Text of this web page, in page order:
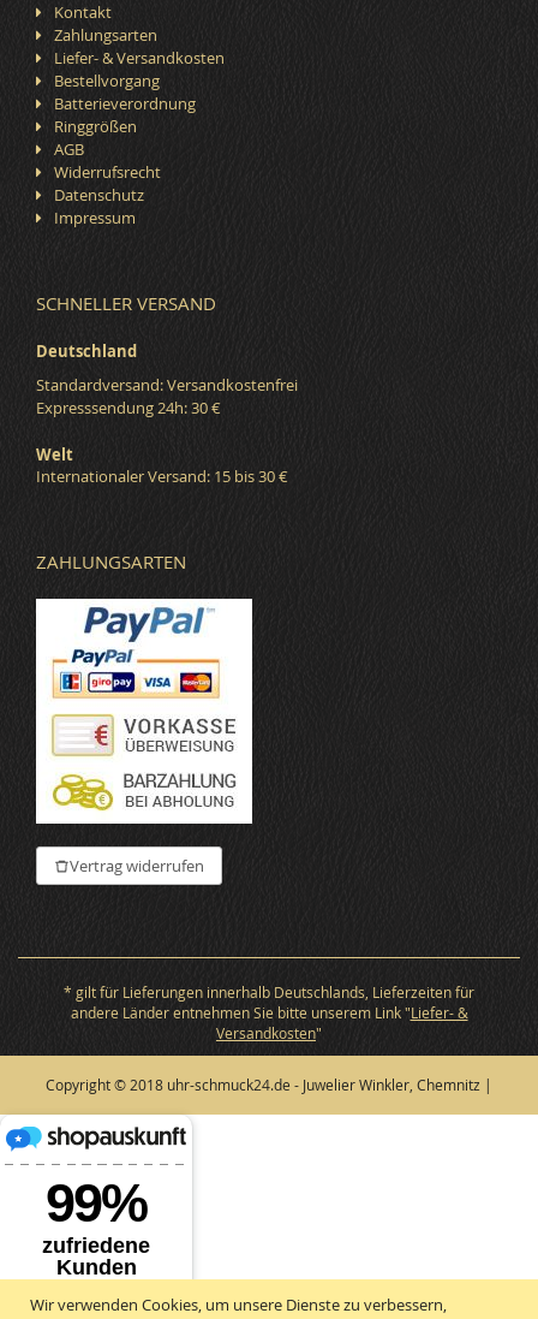
Kontakt
Zahlungsarten
Liefer- & Versandkosten
Bestellvorgang
Batterieverordnung
Ringgrößen
AGB
Widerrufsrecht
Datenschutz
Impressum
SCHNELLER VERSAND
Deutschland
Standardversand: Versandkostenfrei
Expresssendung 24h: 30 €
Welt
Internationaler Versand: 15 bis 30 €
ZAHLUNGSARTEN
Vertrag widerrufen
* gilt für Lieferungen innerhalb Deutschlands, Lieferzeiten für
andere Länder entnehmen Sie bitte unserem Link "Liefer- &
Versandkosten"
Copyright © 2018 uhr-schmuck24.de - Juwelier Winkler, Chemnitz |
Wir verwenden Cookies, um unsere Dienste zu verbessern,